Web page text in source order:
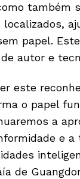
também
papel.
autor e
este
o papel
a
e
de